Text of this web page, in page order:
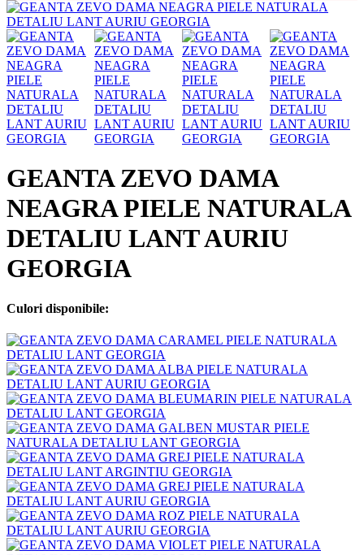
GEANTA ZEVO DAMA
NEAGRA PIELE NATURALA
DETALIU LANT AURIU
GEORGIA
Culori disponibile: